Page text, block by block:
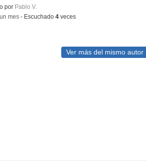
educativo.
por Pablo V.
mes- Escuchado 4veces
Ver más del mismo autor